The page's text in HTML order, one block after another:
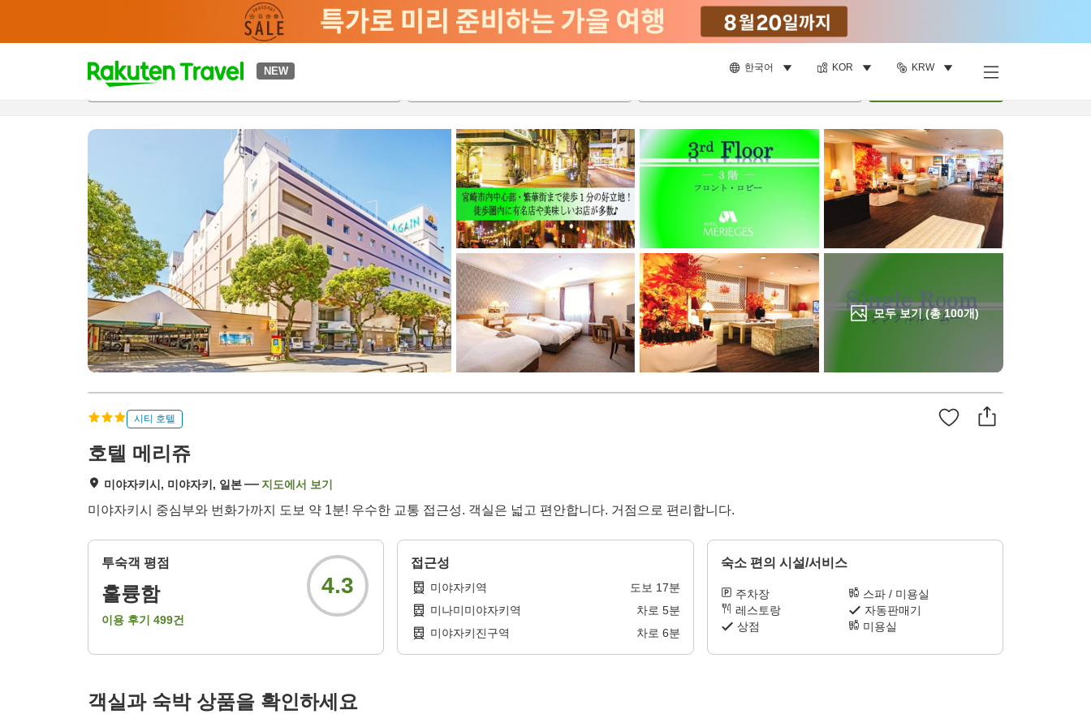
NEW 한국어 KOR KRW
t
p
a
_
s
e
a
r
c
h
모두 보기 (총100개)
개요객실 & 숙박 상품이용 후기 편의 시설/서비스
시티 호텔
호텔 메리쥬
미야자키시, 미야자키, 일본 지도에서 보기
미야자키시 중심부와 번화가까지 도보 약 1분! 우수한 교통 접근성. 객실은 넓고 편안합니다. 거점으로 편리합니다.
투숙객 평점
훌륭함
이용 후기 499건
4.3
접근성
미야자키역 도보 17분
미나미미야자키역
차로 5분
미야자키진구역
차로 6분
숙소 편의 시설/서비스
주차장
스파 / 미용실
레스토랑
자동판매기
상점
미용실
객실과 숙박 상품을 확인하세요